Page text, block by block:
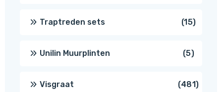
Traptreden sets 1515
Unilin Muurplinten 55
Visgraat 481481